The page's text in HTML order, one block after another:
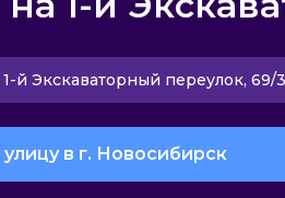
1-й Экскаваторный переулок, 69/3
в г. Новосибирск